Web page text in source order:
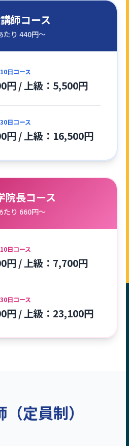
師コース
たり 440円〜
10日コース
円 / 上級：5,500円
30日コース
円 / 上級：16,500円
院長コース
たり 660円〜
10日コース
円 / 上級：7,700円
30日コース
円 / 上級：23,100円
定員制）